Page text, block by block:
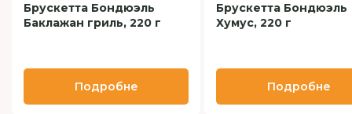
Брускетта Бондюэль
Баклажан гриль, 220 г
Подробне
Брускетта Бондюэль
Хумус, 220 г
Подробне